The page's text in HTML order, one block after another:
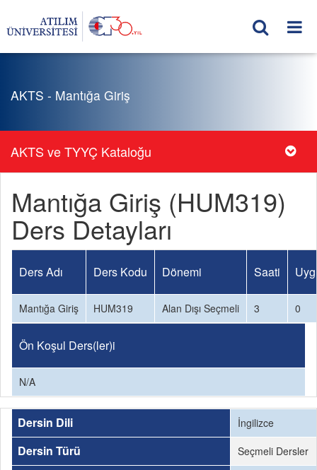
AKTS - Mantığa Giriş
AKTS ve TYYÇ Kataloğu
Mantığa Giriş (HUM319)
Ders Detayları
Ders Adı Ders Kodu Dönemi Saati
Mantığa Giriş HUM319 Alan Dışı Seçmeli 3 0
Ön Koşul Ders(ler)i
N/A
Dersin Dili İngilizce
Dersin Türü Seçmeli Dersler